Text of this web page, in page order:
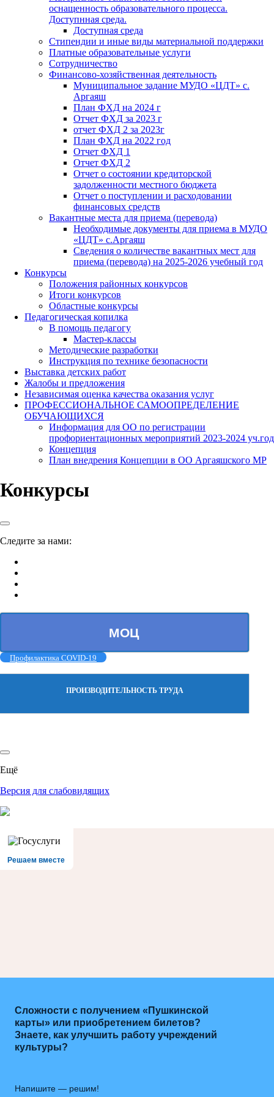
оснащенность образовательного процесса.
Доступнная среда.
Доступная среда
Стипендии и иные виды материальной поддержки
Платные образовательные услуги
Сотрудничество
Финансово-хозяйственная деятельность
Муниципальное задание МУДО «ЦДТ» с.
Аргаяш
План ФХД на 2024 г
Отчет ФХД за 2023 г
отчет ФХД 2 за 2023г
План ФХД на 2022 год
Отчет ФХД 1
Отчет ФХД 2
Отчет о состоянии кредиторской
задолженности местного бюджета
Отчет о поступлении и расходовании
финансовых средств
Вакантные места для приема (перевода)
Необходимые документы для приема в МУДО
«ЦДТ» с.Аргаяш
Сведения о количестве вакантных мест для
приема (перевода) на 2025-2026 учебный год
Конкурсы
Положения районных конкурсов
Итоги конкурсов
Областные конкурсы
Педагогическая копилка
В помощь педагогу
Мастер-классы
Методические разработки
Инструкция по технике безопасности
Выставка детских работ
Жалобы и предложения
Независимая оценка качества оказания услуг
ПРОФЕССИОНАЛЬНОЕ САМООПРЕДЕЛЕНИЕ
ОБУЧАЮЩИХСЯ
Информация для ОО по регистрации
профориентационных мероприятий 2023-2024 уч.год
Концепция
План внедрения Концепции в ОО Аргаяшского МР
Конкурсы
Следите за нами:
МОЦ
Профилактика COVID-19
ПРОИЗВОДИТЕЛЬНОСТЬ ТРУДА
Ещё
Версия для слабовидящих
Решаем вместе
Сложности с получением «Пушкинской
карты» или приобретением билетов?
Знаете, как улучшить работу учреждений
культуры?
Напишите — решим!